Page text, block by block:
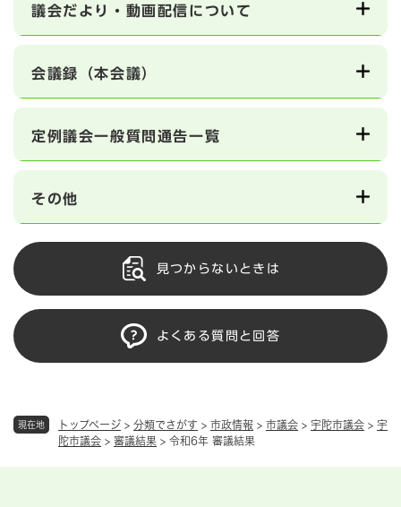
現在地 トップページ > 分類でさがす > 市政情報 > 市議会 > 宇陀市議会 > 宇
陀市議会 > 審議結果 > 令和6年 審議結果
議会だより・動画配信について
会議録（本会議）
定例議会一般質問通告一覧
その他
見つからないときは
よくある質問と回答